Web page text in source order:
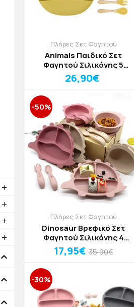
Πλήρες Σετ Φαγητού
Animals Παιδικό Σετ
Φαγητού Σιλικόνης 5
Τεμάχια
26,90€
-50%
Πλήρες Σετ Φαγητού
Dinosaur Βρεφικό Σετ
Φαγητού Σιλικόνης 4
Τεμαχίων
17,95€ 35,90€
-30%